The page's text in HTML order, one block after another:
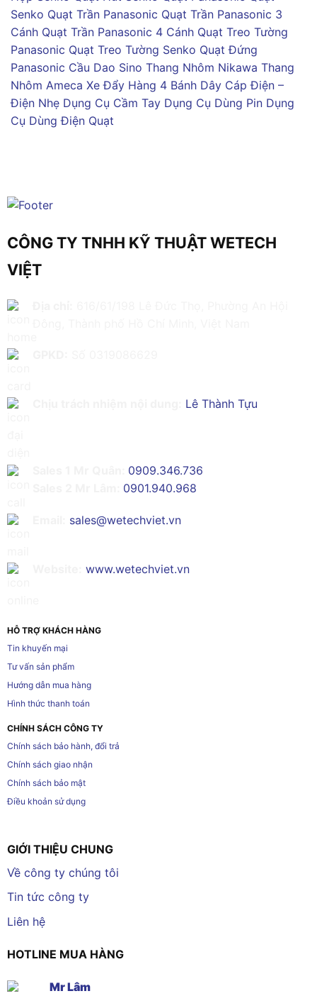
Senko Quạt Trần Panasonic Quạt Trần Panasonic 3
Cánh Quạt Trần Panasonic 4 Cánh Quạt Treo Tường
Panasonic Quạt Treo Tường Senko Quạt Đứng
Panasonic Cầu Dao Sino Thang Nhôm Nikawa Thang
Nhôm Ameca Xe Đẩy Hàng 4 Bánh Dây Cáp Điện –
Điện Nhẹ Dụng Cụ Cầm Tay Dụng Cụ Dùng Pin Dụng
Cụ Dùng Điện Quạt
CÔNG TY TNHH KỸ THUẬT WETECH
VIỆT
Lê Thành Tựu
0909.346.736
0901.940.968
sales@wetechviet.vn
www.wetechviet.vn
HỖ TRỢ KHÁCH HÀNG
Tin khuyến mại
Tư vấn sản phẩm
Hướng dẫn mua hàng
Hình thức thanh toán
CHÍNH SÁCH CÔNG TY
Chính sách bảo hành, đổi trả
Chính sách giao nhận
Chính sách bảo mật
Điều khoản sử dụng
GIỚI THIỆU CHUNG
Về công ty chúng tôi
Tin tức công ty
Liên hệ
HOTLINE MUA HÀNG
Mr Lâm